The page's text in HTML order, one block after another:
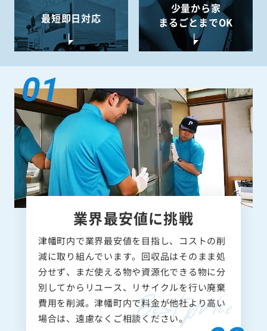
最短即日対応
少量から家
まるごとまでOK
業界最安値に挑戦
津幡町内で業界最安値を目指し、コストの削
減に取り組んでいます。回収品はそのまま処
分せず、まだ使える物や資源化できる物に分
別してからリユース、リサイクルを行い廃棄
費用を削減。津幡町内で料金が他社より高い
場合は、遠慮なくご相談ください。